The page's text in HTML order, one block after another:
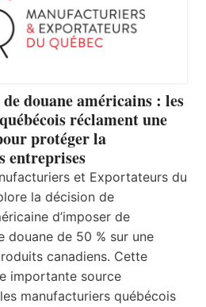
douane américains : les
réclament une
protéger la
entreprises
et Exportateurs du
la décision de
d’imposer de
douane de 50 % sur une
canadiens. Cette
importante source
manufacturiers québécois